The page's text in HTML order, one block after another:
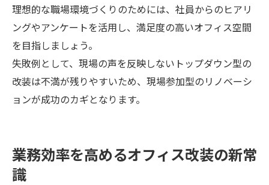
理想的な職場環境づくりのためには、社員からのヒアリ
ングやアンケートを活用し、満足度の高いオフィス空間
を目指しましょう。
失敗例として、現場の声を反映しないトップダウン型の
改装は不満が残りやすいため、現場参加型のリノベーシ
ョンが成功のカギとなります。
業務効率を高めるオフィス改装の新常
識